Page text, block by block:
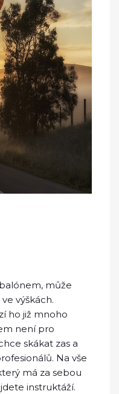
může
výškách.
ho již mnoho
není pro
skákat zas a
Na vše
má za sebou
instruktáží.